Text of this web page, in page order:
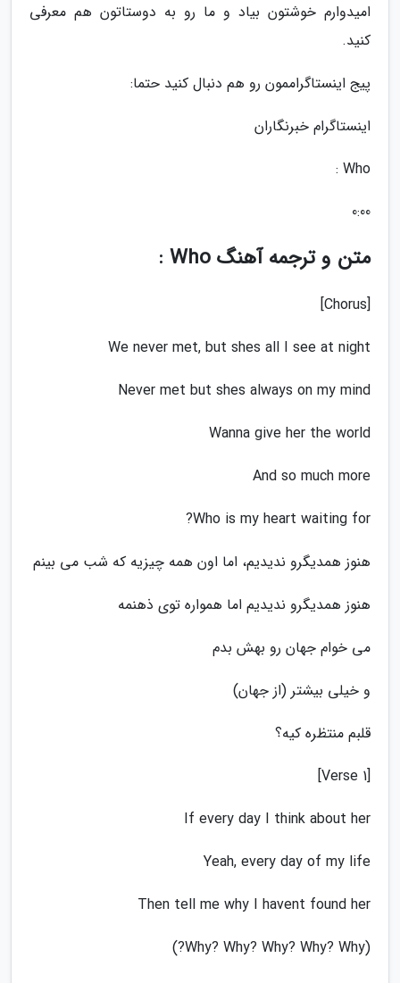
امیدوارم خوشتون بیاد و ما رو به دوستاتون هم معرفی
کنید.
پیج اینستاگراممون رو هم دنبال کنید حتما:
اینستاگرام خبرنگاران
Who :
0:00
متن و ترجمه آهنگ Who :
[Chorus]
We never met, but shes all I see at night
Never met but shes always on my mind
Wanna give her the world
And so much more
Who is my heart waiting for?
هنوز همدیگرو ندیدیم، اما اون همه چیزیه که شب می بینم
هنوز همدیگرو ندیدیم اما همواره توی ذهنمه
می خوام جهان رو بهش بدم
و خیلی بیشتر (از جهان)
قلبم منتظره کیه؟
[Verse 1]
If every day I think about her
Yeah, every day of my life
Then tell me why I havent found her
(Why? Why? Why? Why? Why?)